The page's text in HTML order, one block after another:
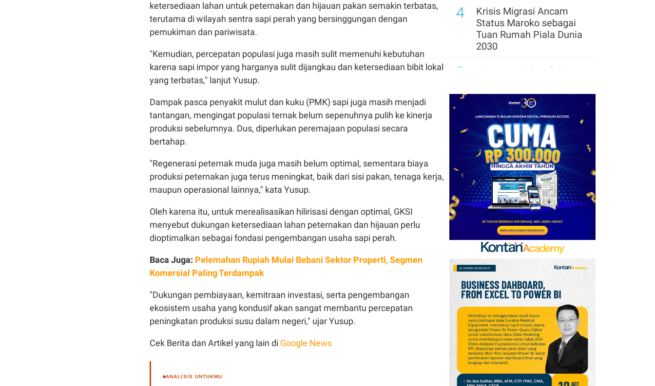
ketersediaan lahan untuk peternakan dan hijauan pakan semakin terbatas,
terutama di wilayah sentra sapi perah yang bersinggungan dengan
pemukiman dan pariwisata.
"Kemudian, percepatan populasi juga masih sulit memenuhi kebutuhan
karena sapi impor yang harganya sulit dijangkau dan ketersediaan bibit lokal
yang terbatas," lanjut Yusup.
Dampak pasca penyakit mulut dan kuku (PMK) sapi juga masih menjadi
tantangan, mengingat populasi ternak belum sepenuhnya pulih ke kinerja
produksi sebelumnya. Dus, diperlukan peremajaan populasi secara
bertahap.
"Regenerasi peternak muda juga masih belum optimal, sementara biaya
produksi peternakan juga terus meningkat, baik dari sisi pakan, tenaga kerja,
maupun operasional lainnya," kata Yusup.
Oleh karena itu, untuk merealisasikan hilirisasi dengan optimal, GKSI
menyebut dukungan ketersediaan lahan peternakan dan hijauan perlu
dioptimalkan sebagai fondasi pengembangan usaha sapi perah.
Baca Juga: Pelemahan Rupiah Mulai Bebani Sektor Properti, Segmen
Komersial Paling Terdampak
"Dukungan pembiayaan, kemitraan investasi, serta pengembangan
ekosistem usaha yang kondusif akan sangat membantu percepatan
peningkatan produksi susu dalam negeri," ujar Yusup.
Cek Berita dan Artikel yang lain di Google News
ANALISIS UNTUKMU
4
Krisis Migrasi Ancam
Status Maroko sebagai
Tuan Rumah Piala Dunia
2030
5
Kontroversi Coach Hong
Polisi Geledah Federasi
Sepak Bola Korsel
6
Arsenal Perpanjang
Kerja Sama dengan
Emirates hingga 2033, Ini
Detail Kemitraannya
7
FIFA Akhirnya Cairkan
Hadiah Timnas Yordania
yang Tertunda 8 Bulan
8
Cek Kode Redeem EA FC
Mobile Update 7 Agustus
2026: Klaim Ribuan
Gems Gratis!
9
Promo JSM Alfamart 7–
9 Agustus 2026, Minyak
Goreng 2 Liter Mulai
Rp41.500
10 Jadwal Perempat Final
GOTF MLBB 2026: ONIC
dan Vitality Bersiap